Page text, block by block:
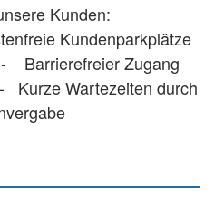
Kunden:
Kundenparkplätze
Barrierefreier Zugang
Kurze Wartezeiten durch